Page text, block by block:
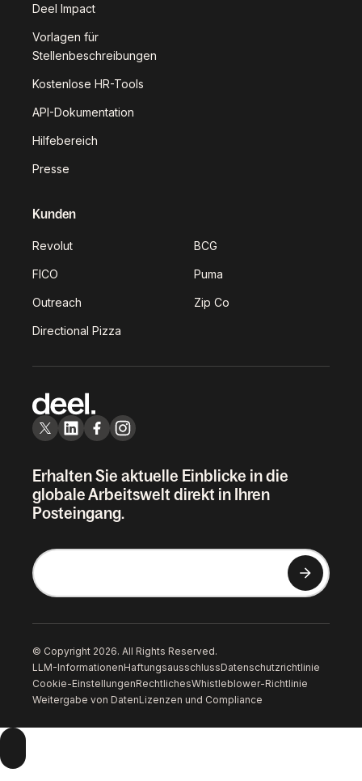
Deel Impact
Vorlagen für
Stellenbeschreibungen
Kostenlose HR-Tools
API-Dokumentation
Hilfebereich
Presse
Kunden
Revolut BCG
FICO Puma
Outreach Zip Co
Directional Pizza
Erhalten Sie aktuelle Einblicke in die
globale Arbeitswelt direkt in Ihren
Posteingang.
© Copyright 2026. All Rights Reserved.
LLM-InformationenHaftungsausschlussDatenschutzrichtlinie
Cookie-EinstellungenRechtlichesWhistleblower-Richtlinie
Weitergabe von DatenLizenzen und Compliance